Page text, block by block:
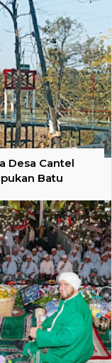
Desa Cantel
Batu